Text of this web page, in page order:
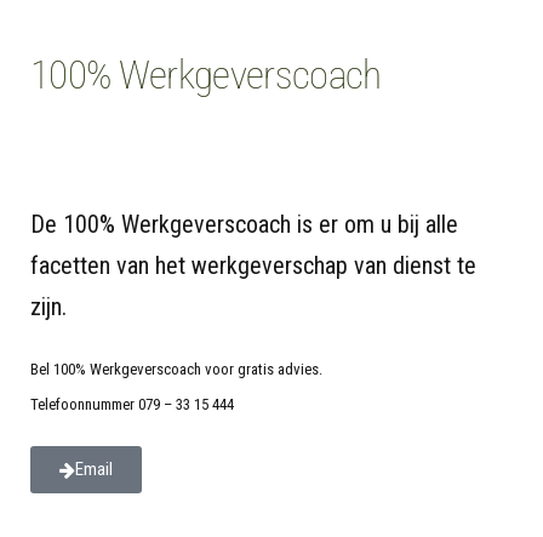
100% Werkgeverscoach
De 100% Werkgeverscoach is er om u bij alle
facetten van het werkgeverschap van dienst te
zijn.
Bel 100% Werkgeverscoach voor gratis advies.
Telefoonnummer 079 – 33 15 444
Email